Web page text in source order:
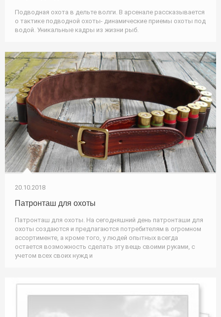
Подводная охота в дельте волги. В арсенале рассказывается
о тактике подводной охоты- динамические приемы охоты под
водой. Уникальные кадры из жизни рыб.
20.10.2018
Патронташ для охоты
Патронташ для охоты. На сегодняшний день патронташи для
охоты создаются и предлагаются потребителям в огромном
ассортименте, а кроме того, у людей опытных всегда
остается возможность сделать эту вещь своими руками, с
учетом всех своих нужд и